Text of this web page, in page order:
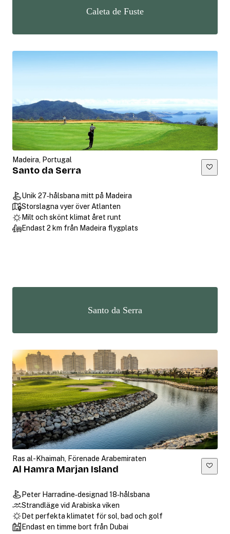
Caleta de Fuste
Madeira, Portugal
Santo da Serra
Unik 27‑hålsbana mitt på Madeira
Storslagna vyer över Atlanten
Milt och skönt klimat året runt
Endast 2 km från Madeira flygplats
Santo da Serra
Ras al-Khaimah, Förenade Arabemiraten
Al Hamra Marjan Island
Peter Harradine‑designad 18‑hålsbana
Strandläge vid Arabiska viken
Det perfekta klimatet för sol, bad och golf
Endast en timme bort från Dubai